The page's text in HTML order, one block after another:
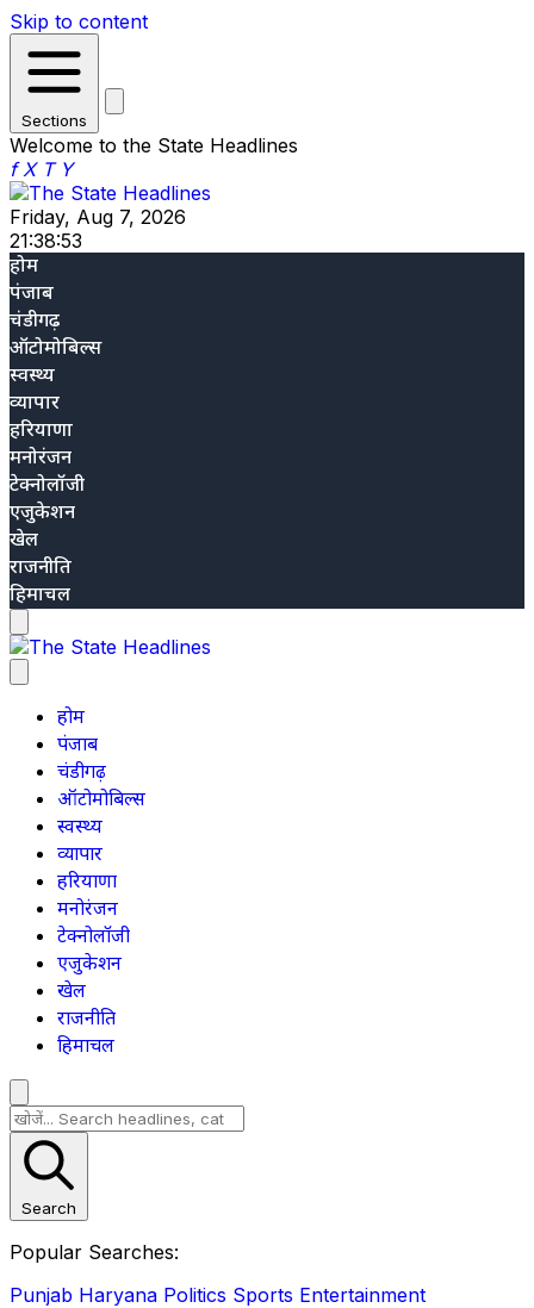
Skip to content
Sections
Welcome to the State Headlines
f X T Y
Friday, Aug 7, 2026
21:38:54
होम
पंजाब
चंडीगढ़
ऑटोमोबिल्स
स्वस्थ्य
व्यापार
हरियाणा
मनोरंजन
टेक्नोलॉजी
एजुकेशन
खेल
राजनीति
हिमाचल
होम
पंजाब
चंडीगढ़
ऑटोमोबिल्स
स्वस्थ्य
व्यापार
हरियाणा
मनोरंजन
टेक्नोलॉजी
एजुकेशन
खेल
राजनीति
हिमाचल
Search
Popular Searches:
Punjab Haryana Politics Sports Entertainment